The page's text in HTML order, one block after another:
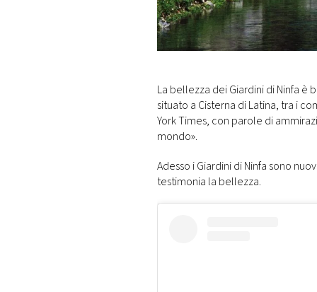
DI
MONACO
La bellezza dei Giardini di Ninfa è
situato a Cisterna di Latina, tra i
York Times, con parole di
mondo».
Adesso i Giardini di Ninfa sono
testimonia la bellezza.